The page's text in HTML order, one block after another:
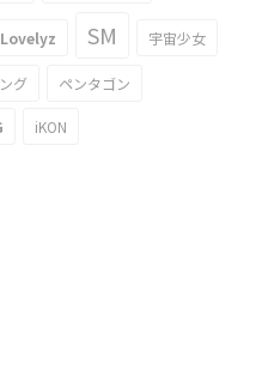
Lovelyz SM 宇宙少女
グ ペンタゴン
iKON